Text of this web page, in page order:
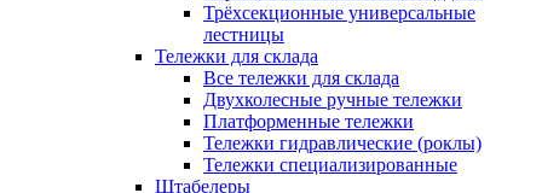
Трёхсекционные универсальные
лестницы
Тележки для склада
Все тележки для склада
Двухколесные ручные тележки
Платформенные тележки
Тележки гидравлические (роклы)
Тележки специализированные
Штабелеры